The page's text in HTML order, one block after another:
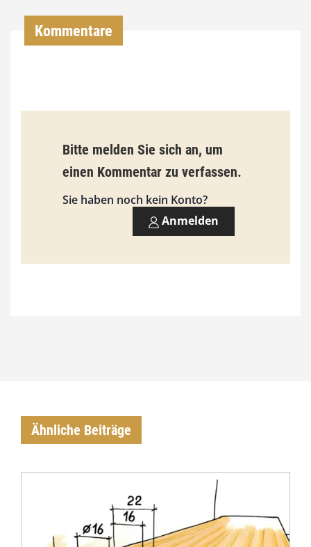
9
3
0
0
Kommentare
Bitte melden Sie sich an, um
einen Kommentar zu verfassen.
Sie haben noch kein Konto?
Anmelden
Ähnliche Beiträge